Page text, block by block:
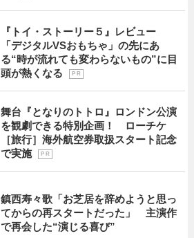
『トイ・ストーリー５』レビュー
「デジタルVSおもちゃ」の先にあ
る“時が流れても変わらないもの”に目
頭が熱くなる
P R
舞台『となりのトトロ』ロンドン公演
を観劇できる特別企画！ ローチケ
［旅行］海外航空券取扱スタート記念
で実施
P R
鎮西寿々歌「お芝居を辞めようと思っ
てからの再スタートだった」 主演作
で再会した“演じる喜び”